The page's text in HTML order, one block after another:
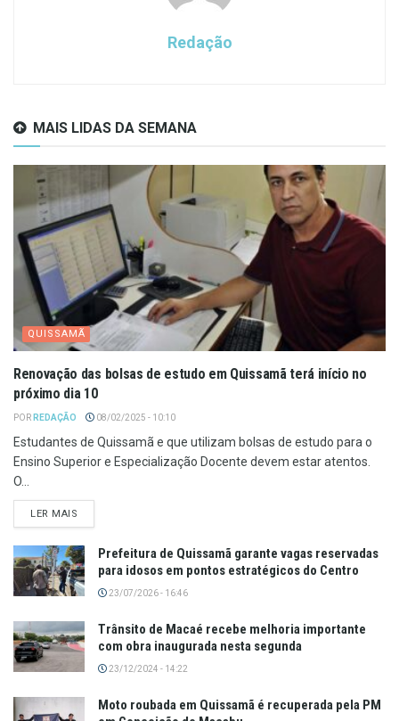
Redação
MAIS LIDAS DA SEMANA
QUISSAMÃ
Renovação das bolsas de estudo em Quissamã terá início no
próximo dia 10
POR REDAÇÃO 08/02/2025 - 10:10
Estudantes de Quissamã e que utilizam bolsas de estudo para o
Ensino Superior e Especialização Docente devem estar atentos.
O...
LER MAIS
Prefeitura de Quissamã garante vagas reservadas
para idosos em pontos estratégicos do Centro
23/07/2026 - 16:46
Trânsito de Macaé recebe melhoria importante
com obra inaugurada nesta segunda
23/12/2024 - 14:22
Moto roubada em Quissamã é recuperada pela PM